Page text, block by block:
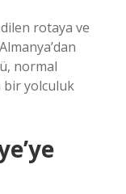
rotaya ve
normal
bir yolculuk